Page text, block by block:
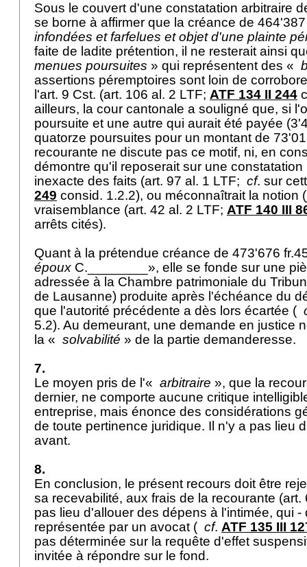
Sous le couvert d'une constatation arbitraire
se borne à affirmer que la créance de
infondées et farfelues et objet d'une plainte
faite de ladite prétention, il ne resterait ainsi
menues poursuites » qui représentent des «
assertions péremptoires sont loin de
l'art. 9 Cst. (art. 106 al. 2 LTF; ATF 134 II 244
ailleurs, la cour cantonale a souligné que, si
poursuite et une autre qui aurait été payée
quatorze poursuites pour un montant de
recourante ne discute pas ce motif, ni, en
démontre qu'il reposerait sur une
inexacte des faits (art. 97 al. 1 LTF; cf. sur
249 consid. 1.2.2), ou méconnaîtrait la notion
vraisemblance (art. 42 al. 2 LTF; ATF 140 III
arrêts cités).
Quant à la prétendue créance de 473'676
époux C.________», elle se fonde sur une
adressée à la Chambre patrimoniale du
de Lausanne) produite après l'échéance du
que l'autorité précédente a dès lors écartée (
5.2). Au demeurant, une demande en justice
la « solvabilité » de la partie demanderesse.
7.
Le moyen pris de l'« arbitraire », que la
dernier, ne comporte aucune critique
entreprise, mais énonce des considérations
de toute pertinence juridique. Il n'y a pas lieu
avant.
8.
En conclusion, le présent recours doit être
sa recevabilité, aux frais de la recourante (art.
pas lieu d'allouer des dépens à l'intimée, qui -
représentée par un avocat ( cf. ATF 135 III
pas déterminée sur la requête d'effet
invitée à répondre sur le fond.